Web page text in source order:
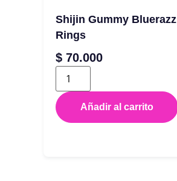
Shijin Gummy Bluerazz
Rings
$ 70.000
Añadir al carrito